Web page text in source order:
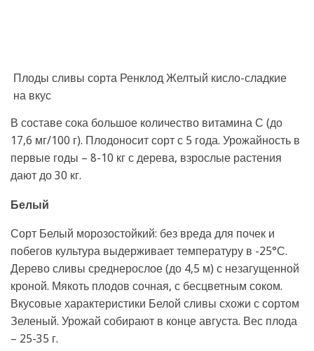
Плоды сливы сорта Ренклод Желтый кисло-сладкие
на вкус
В составе сока большое количество витамина С (до
17,6 мг/100 г). Плодоносит сорт с 5 года. Урожайность в
первые годы – 8-10 кг с дерева, взрослые растения
дают до 30 кг.
Белый
Сорт Белый морозостойкий: без вреда для почек и
побегов культура выдерживает температуру в -25°С.
Дерево сливы среднерослое (до 4,5 м) с незагущенной
кроной. Мякоть плодов сочная, с бесцветным соком.
Вкусовые характеристики Белой сливы схожи с сортом
Зеленый. Урожай собирают в конце августа. Вес плода
– 25-35 г.